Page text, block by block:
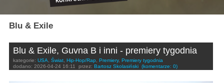
Blu & Exile
Blu & Exile, Guvna B i inni - premiery tygodnia
kategorie: USA, Świat, Hip-Hop/Rap, Premiery, Premiery tygodnia
dodano: 2026-04-24 16:11 przez: Bartosz Skolasiński (komentarze: 0)